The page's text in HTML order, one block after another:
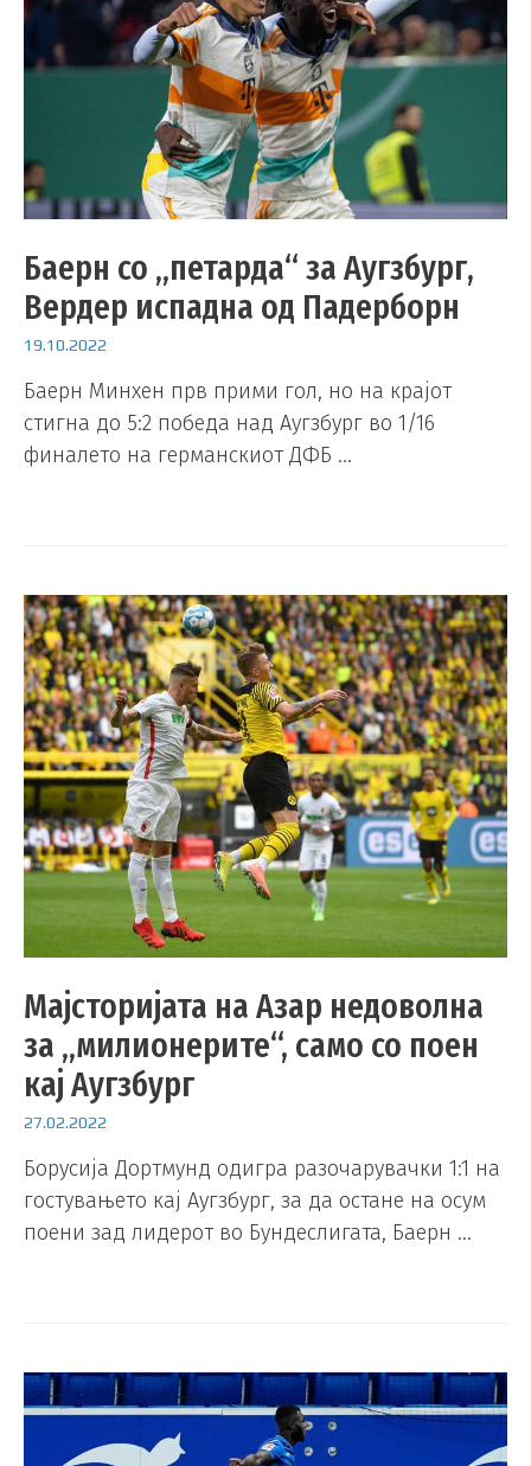
Баерн со „петарда“ за Аугзбург,
Вердер испадна од Падерборн
19.10.2022
Баерн Минхен прв прими гол, но на крајот
стигна до 5:2 победа над Аугзбург во 1/16
финалето на германскиот ДФБ …
Мајсторијата на Азар недоволна
за „милионерите“, само со поен
кај Аугзбург
27.02.2022
Борусија Дортмунд одигра разочарувачки 1:1 на
гостувањето кај Аугзбург, за да остане на осум
поени зад лидерот во Бундеслигата, Баерн …